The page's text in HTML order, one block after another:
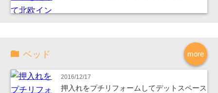
more
ベッド
2016/12/17
押入れをプチリフォームしてデットスペース